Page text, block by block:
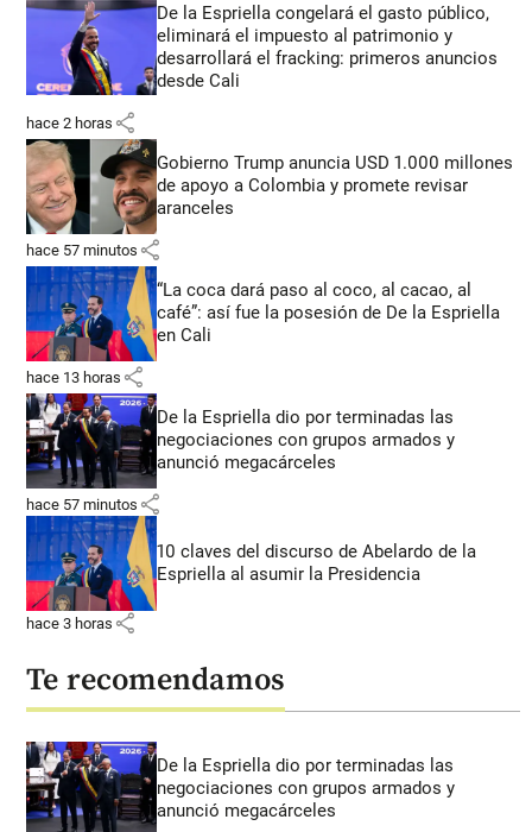
De la Espriella congelará el gasto público,
eliminará el impuesto al patrimonio y
desarrollará el fracking: primeros anuncios
desde Cali
hace 2 horas share
Gobierno Trump anuncia USD 1.000 millones
de apoyo a Colombia y promete revisar
aranceles
hace 57 minutos share
“La coca dará paso al coco, al cacao, al
café”: así fue la posesión de De la Espriella
en Cali
hace 13 horas share
De la Espriella dio por terminadas las
negociaciones con grupos armados y
anunció megacárceles
hace 57 minutos share
10 claves del discurso de Abelardo de la
Espriella al asumir la Presidencia
hace 3 horas share
Te recomendamos
De la Espriella dio por terminadas las
negociaciones con grupos armados y
anunció megacárceles